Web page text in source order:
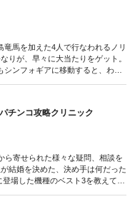
録DVDに収録されたものです／
馬を加えた4人で行なわれるノリ
りが、早々に大当たりをゲット。
ンフォギアに移動すると、わず
ができるか!?
録DVDに収録されたものです／
チンコ攻略クリニック
ら寄せられた様々な疑問、相談を
結婚を決めた、決め手は何だった
場した機種のベスト3を教えてく